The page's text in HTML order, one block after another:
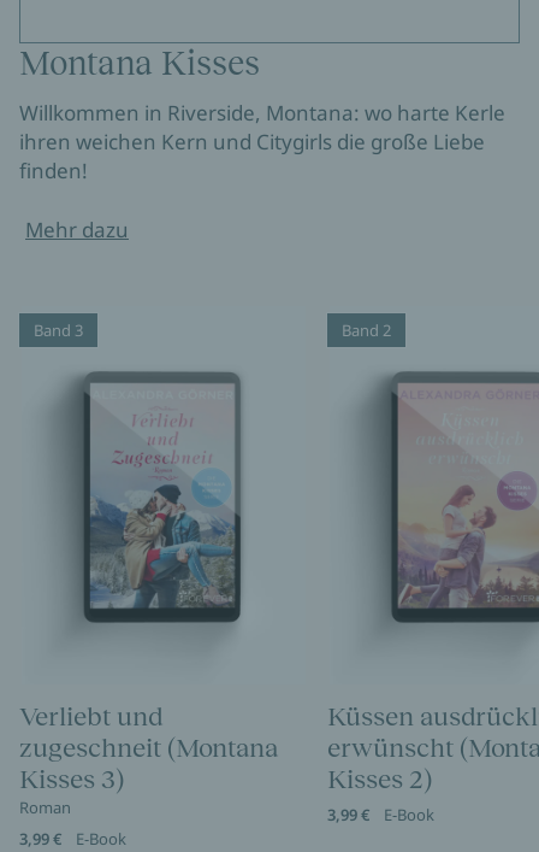
Montana Kisses
Willkommen in Riverside, Montana: wo harte Kerle
ihren weichen Kern und Citygirls die große Liebe
finden!
Mehr dazu
Band 3
Verliebt und
zugeschneit (Montana
Kisses 3)
Roman
3,99 €
E-Book
Band 2
Küssen
erwünscht
Kisses 2)
3,99 € E-Book